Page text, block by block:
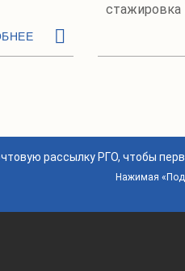
стажировка
рассылку РГО, чтобы
Нажимая